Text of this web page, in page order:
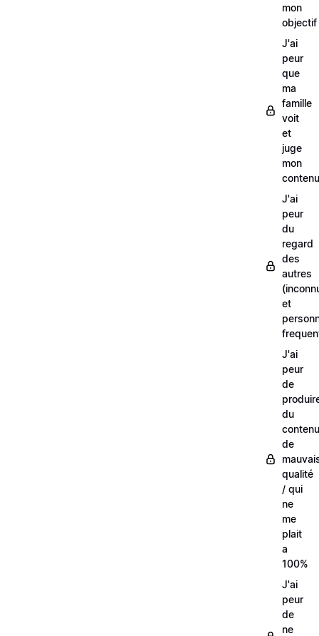
mon
objectif
J'ai
peur
que
ma
famille
voit
et
juge
mon
contenu
J'ai
peur
du
regard
des
autres
et
J'ai
peur
de
du
contenu
de
qualité
/ qui
ne
me
plait
a
100%
J'ai
peur
de
ne